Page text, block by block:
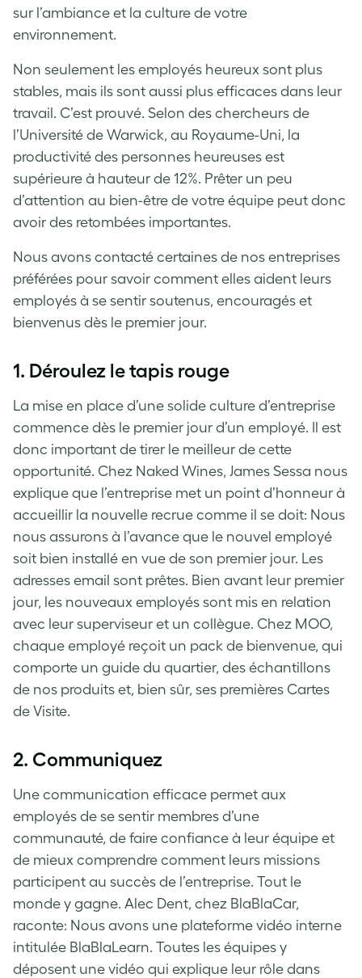
sur l’ambiance et la culture de votre
environnement.
Non seulement les employés heureux sont plus
stables, mais ils sont aussi plus efficaces dans leur
travail. C’est prouvé. Selon des chercheurs de
l’Université de Warwick, au Royaume-Uni, la
productivité des personnes heureuses est
supérieure à hauteur de 12%. Prêter un peu
d’attention au bien-être de votre équipe peut donc
avoir des retombées importantes.
Nous avons contacté certaines de nos entreprises
préférées pour savoir comment elles aident leurs
employés à se sentir soutenus, encouragés et
bienvenus dès le premier jour.
1. Déroulez le tapis rouge
La mise en place d’une solide culture d’entreprise
commence dès le premier jour d’un employé. Il est
donc important de tirer le meilleur de cette
opportunité. Chez Naked Wines, James Sessa nous
explique que l’entreprise met un point d’honneur à
accueillir la nouvelle recrue comme il se doit: Nous
nous assurons à l’avance que le nouvel employé
soit bien installé en vue de son premier jour. Les
adresses email sont prêtes. Bien avant leur premier
jour, les nouveaux employés sont mis en relation
avec leur superviseur et un collègue. Chez MOO,
chaque employé reçoit un pack de bienvenue, qui
comporte un guide du quartier, des échantillons
de nos produits et, bien sûr, ses premières Cartes
de Visite.
2. Communiquez
Une communication efficace permet aux
employés de se sentir membres d’une
communauté, de faire confiance à leur équipe et
de mieux comprendre comment leurs missions
participent au succès de l’entreprise. Tout le
monde y gagne. Alec Dent, chez BlaBlaCar,
raconte: Nous avons une plateforme vidéo interne
intitulée BlaBlaLearn. Toutes les équipes y
déposent une vidéo qui explique leur rôle dans